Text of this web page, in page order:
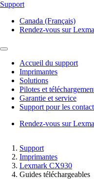
Support
Canada (Français)
Rendez-vous sur
Accueil du support
Imprimantes
Solutions
Pilotes et
Garantie et service
Support pour les
Rendez-vous sur
Support
Imprimantes
Lexmark CX930
Guides téléchargeables